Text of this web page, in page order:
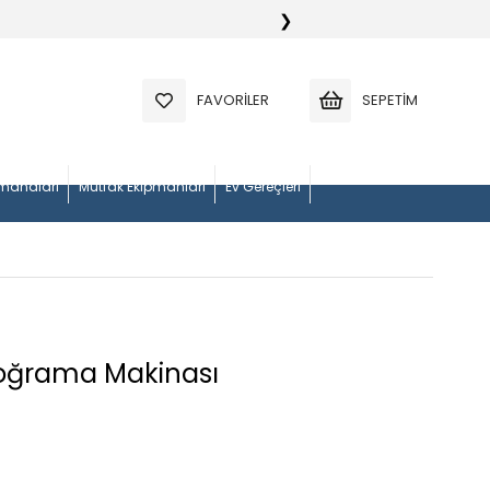
❯
FAVORILER SEPETIM
Mutfak Ekipmanları Ev Gereçleri
Makinası